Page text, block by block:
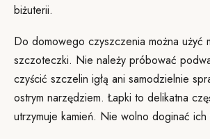
biżuterii.
Do domowego czyszczenia można użyć
szczoteczki. Nie należy próbować
czyścić szczelin igłą ani samodzielnie
ostrym narzędziem. Łapki to delikatna
utrzymuje kamień. Nie wolno doginać ich